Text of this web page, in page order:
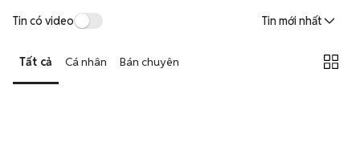
thận, test loa, camera, wifi... để đảm bảo máy không có lỗi phát sinh.
hai bên trao đổi giá cả linh hoạt và có thể chốt giao dịch ngay trong
ngày.
Tin có video Tin mới nhất
Tất cả Cá nhân Bán chuyên